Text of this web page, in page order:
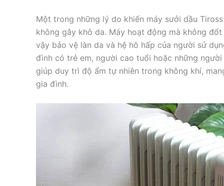
Một trong những lý do khiến máy sưởi dầu
không gây khô da. Máy hoạt động mà không
vậy bảo vệ làn da và hệ hô hấp của người sử
đình có trẻ em, người cao tuổi hoặc những
giúp duy trì độ ẩm tự nhiên trong không khí,
gia đình.